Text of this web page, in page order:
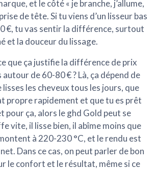
et le côté « je branche, j’allume,
de tête. Si tu viens d’un lisseur bas
€, tu vas sentir la différence, surtout
et la douceur du lissage.
que ça justifie la différence de prix
de 60-80 € ? Là, ça dépend de
les cheveux tous les jours, que
propre rapidement et que tu es prêt
pour ça, alors le ghd Gold peut se
vite, il lisse bien, il abîme moins que
à 220-230 °C, et le rendu est
Dans ce cas, on peut parler de bon
le confort et le résultat, même si ce